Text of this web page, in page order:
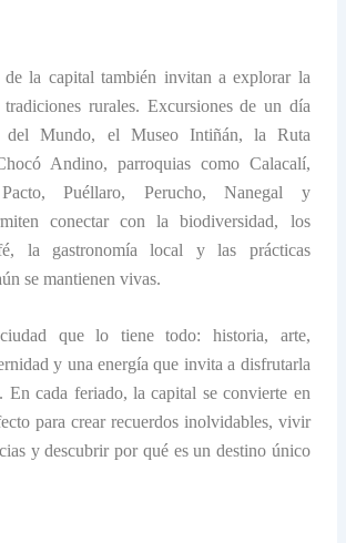
de la capital también invitan a explorar la
rurales. Excursiones de un día
Mundo, el Museo Intiñán, la Ruta
Andino, parroquias como Calacalí,
Puéllaro, Perucho, Nanegal y
conectar con la biodiversidad, los
la gastronomía local y las prácticas
se mantienen vivas.
que lo tiene todo: historia, arte,
y una energía que invita a disfrutarla
En cada feriado, la capital se convierte en
para crear recuerdos inolvidables, vivir
y descubrir por qué es un destino único